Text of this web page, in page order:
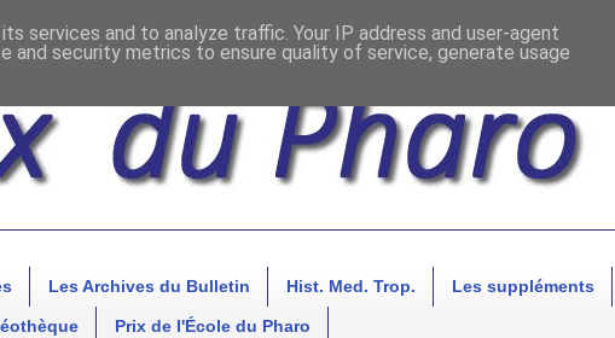
Les Archives du Bulletin Hist. Med. Trop. Les suppléments
Prix de l'École du Pharo
services and to analyze traffic. Your IP address and user-agent
and security metrics to ensure quality of service, generate usage